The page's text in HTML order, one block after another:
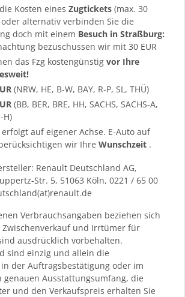
Kosten einesZugtickets (max. 30
oder alternativ verbinden Sie die
doch mit einem Besuch in Straßburg:
bezuschussen wir mit 30 EUR
das Fzg kostengünstigvor Ihre
(NRW, HE, B-W, BAY, R-P, SL, THÜ)
(BB, BER, BRE, HH, SACHS, SACHS-A,
H)
auf eigener Achse. E-Auto auf
wir Ihre Wunschzeit .
Renault Deutschland AG,
Str. 5, 51063 Köln, 0221 / 65 00
Verbrauchsangaben beziehen sich
Zwischenverkauf und Irrtümer für
ausdrücklich vorbehalten.
sind einzig und allein die
der Auftragsbestätigung oder im
genauen Ausstattungsumfang, die
und den Verkaufspreis erhalten Sie